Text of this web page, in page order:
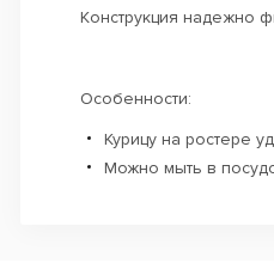
Конструкция надежно
Особенности:
Курицу на ростере
Можно мыть в